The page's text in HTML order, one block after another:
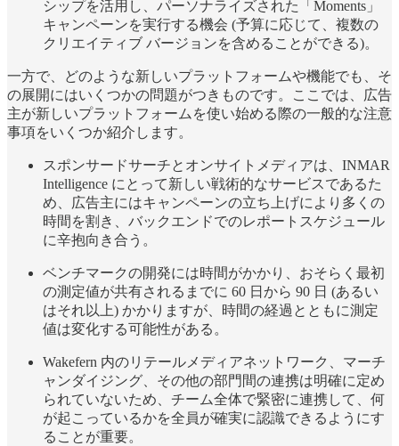
シップを活用し、パーソナライズされた「Moments」
キャンペーンを実行する機会 (予算に応じて、複数の
クリエイティブ バージョンを含めることができる)。
一方で、どのような新しいプラットフォームや機能でも、そ
の展開にはいくつかの問題がつきものです。ここでは、広告
主が新しいプラットフォームを使い始める際の一般的な注意
事項をいくつか紹介します。
スポンサードサーチとオンサイトメディアは、INMAR
Intelligence にとって新しい戦術的なサービスであるた
め、広告主にはキャンペーンの立ち上げにより多くの
時間を割き、バックエンドでのレポートスケジュール
に辛抱向き合う。
ベンチマークの開発には時間がかかり、おそらく最初
の測定値が共有されるまでに 60 日から 90 日 (あるい
はそれ以上) かかりますが、時間の経過とともに測定
値は変化する可能性がある。
Wakefern 内のリテールメディアネットワーク、マーチ
ャンダイジング、その他の部門間の連携は明確に定め
られていないため、チーム全体で緊密に連携して、何
が起こっているかを全員が確実に認識できるようにす
ることが重要。